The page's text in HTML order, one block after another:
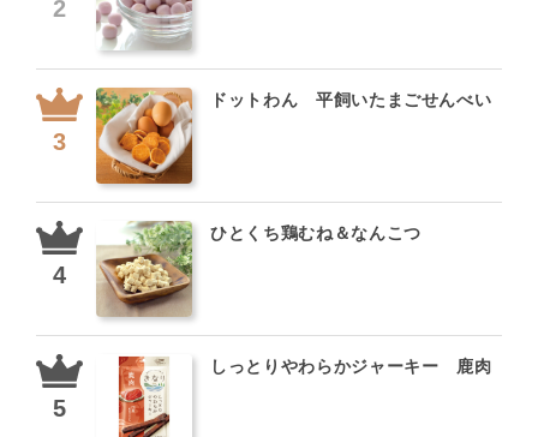
ドットわん 平飼いたまごせんべい
ひとくち鶏むね＆なんこつ
しっとりやわらかジャーキー 鹿肉